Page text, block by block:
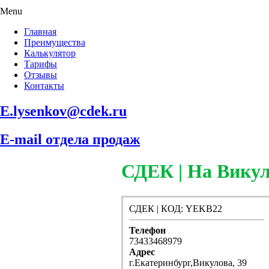
Menu
Главная
Преимущества
Калькулятор
Тарифы
Отзывы
Контакты
E.lysenkov@cdek.ru
E-mail отдела продаж
СДЕК | На
СДЕК | КОД: YEKB22
Телефон
73433468979
Адрес
г.Екатеринбург,Викулова, 39